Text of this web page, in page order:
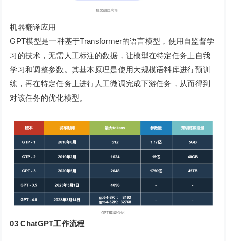
机器翻译应用
GPT模型是一种基于Transformer的语言模型，使用自监督学
习的技术，无需人工标注的数据，让模型在特定任务上自我
学习和调整参数。其基本原理是使用大规模语料库进行预训
练，再在特定任务上进行人工微调完成下游任务，从而得到
对该任务的优化模型。
03 ChatGPT工作流程